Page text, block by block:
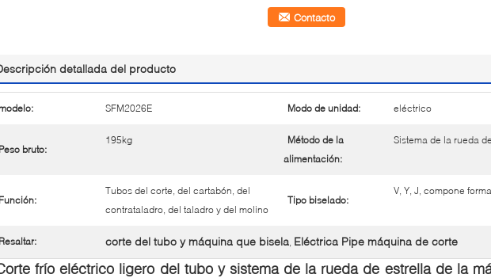
Contacto
detallada del producto
SFM2026E Modo de unidad: eléctrico
Peso bruto:
195kg
Método de la
alimentación:
Sistema de la rueda
Función:
Tubos del corte, del cartabón, del
contrataladro, del taladro y del molino
Tipo biselado:
V, Y, J, compone
Resaltar: corte del tubo y máquina que bisela, Eléctrica Pipe máquina de corte
frío eléctrico ligero del tubo y sistema de la rueda de estrella de la